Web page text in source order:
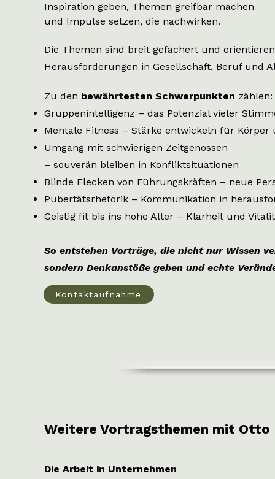
Inspiration geben, Themen greifbar machen
und Impulse setzen, die nachwirken.​
Die Themen sind breit gefächert und
Herausforderungen in Gesellschaft, Beruf und
Zu den bewährtesten Schwerpunkten zählen:
Gruppenintelligenz – das Potenzial vieler
Mentale Fitness – Stärke entwickeln für Körper
Umgang mit schwierigen Zeitgenossen
– souverän bleiben in Konfliktsituationen
Blinde Flecken von Führungskräften – neue
Pubertätsrhetorik – Kommunikation in
Geistig fit bis ins hohe Alter – Klarheit und
So entstehen Vorträge, die nicht nur Wissen
sondern Denkanstöße geben und echte
Weitere Vortragsthemen mit Otto
Die Arbeit in Unternehmen
Kontaktaufnahme